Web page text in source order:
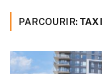
PARCOURIR: